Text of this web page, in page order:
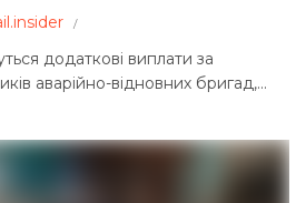
додаткові виплати за
аварійно-відновних бригад,...